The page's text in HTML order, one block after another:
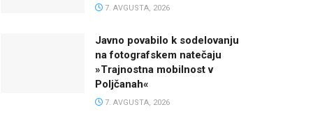
7. AVGUSTA, 2026
Javno povabilo k sodelovanju
na fotografskem natečaju
»Trajnostna mobilnost v
Poljčanah«
7. AVGUSTA, 2026